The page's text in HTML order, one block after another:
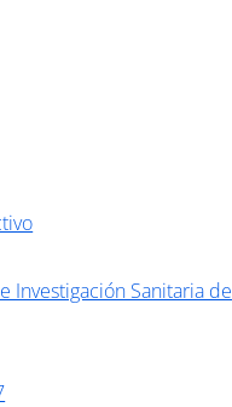
Investigación Sanitaria de